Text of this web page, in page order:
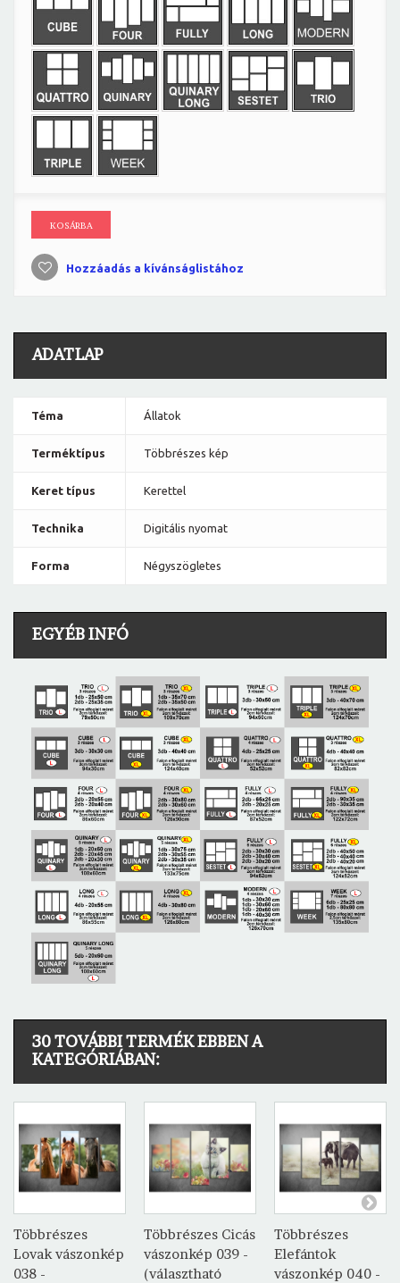
KOSÁRBA
Hozzáadás a kívánságlistához
ADATLAP
Téma Állatok
Terméktípus Többrészes kép
Keret típus Kerettel
Technika Digitális nyomat
Forma Négyszögletes
EGYÉB INFÓ
30 TOVÁBBI TERMÉK EBBEN A
KATEGÓRIÁBAN:
Többrészes
Lovak vászonkép
038 -
Többrészes Cicás
vászonkép 039 -
(választható
Többrészes
Elefántok
vászonkép 040 -